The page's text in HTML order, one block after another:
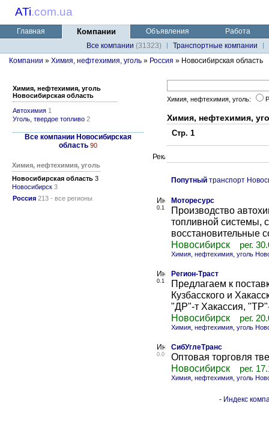
ATi.com.ua
Главная Компании Объявления
Работа
Все компании (31323)
Транспортные компании
Компании » Химия, нефтехимия, уголь » Россия » Новосибирская область
Химия, нефтехимия, уголь
Новосибирская область
Автохимия 1
Уголь, твердое топливо 2
Все компании Новосибирская
область 90
Химия, нефтехимия, уголь
Новосибирская область 3
Новосибирск 3
Россия 213 - все регионы
Химия, нефтехимия, уголь:
Химия, нефтехимия,
Стр. 1
Попутный транспорт
0.1
Моторесурс
Производство
топливной системы,
восстановительные
Новосибирск
рег.
Химия, нефтехимия, уголь
0.1
Регион-Траст
Предлагаем к
Кузбасского и
"ДР"-т Хакассия,
Новосибирск
рег.
Химия, нефтехимия, уголь
0.0
СибУглеТранс
Оптовая торговля
Новосибирск
рег.
Химия, нефтехимия, уголь
- Индекс